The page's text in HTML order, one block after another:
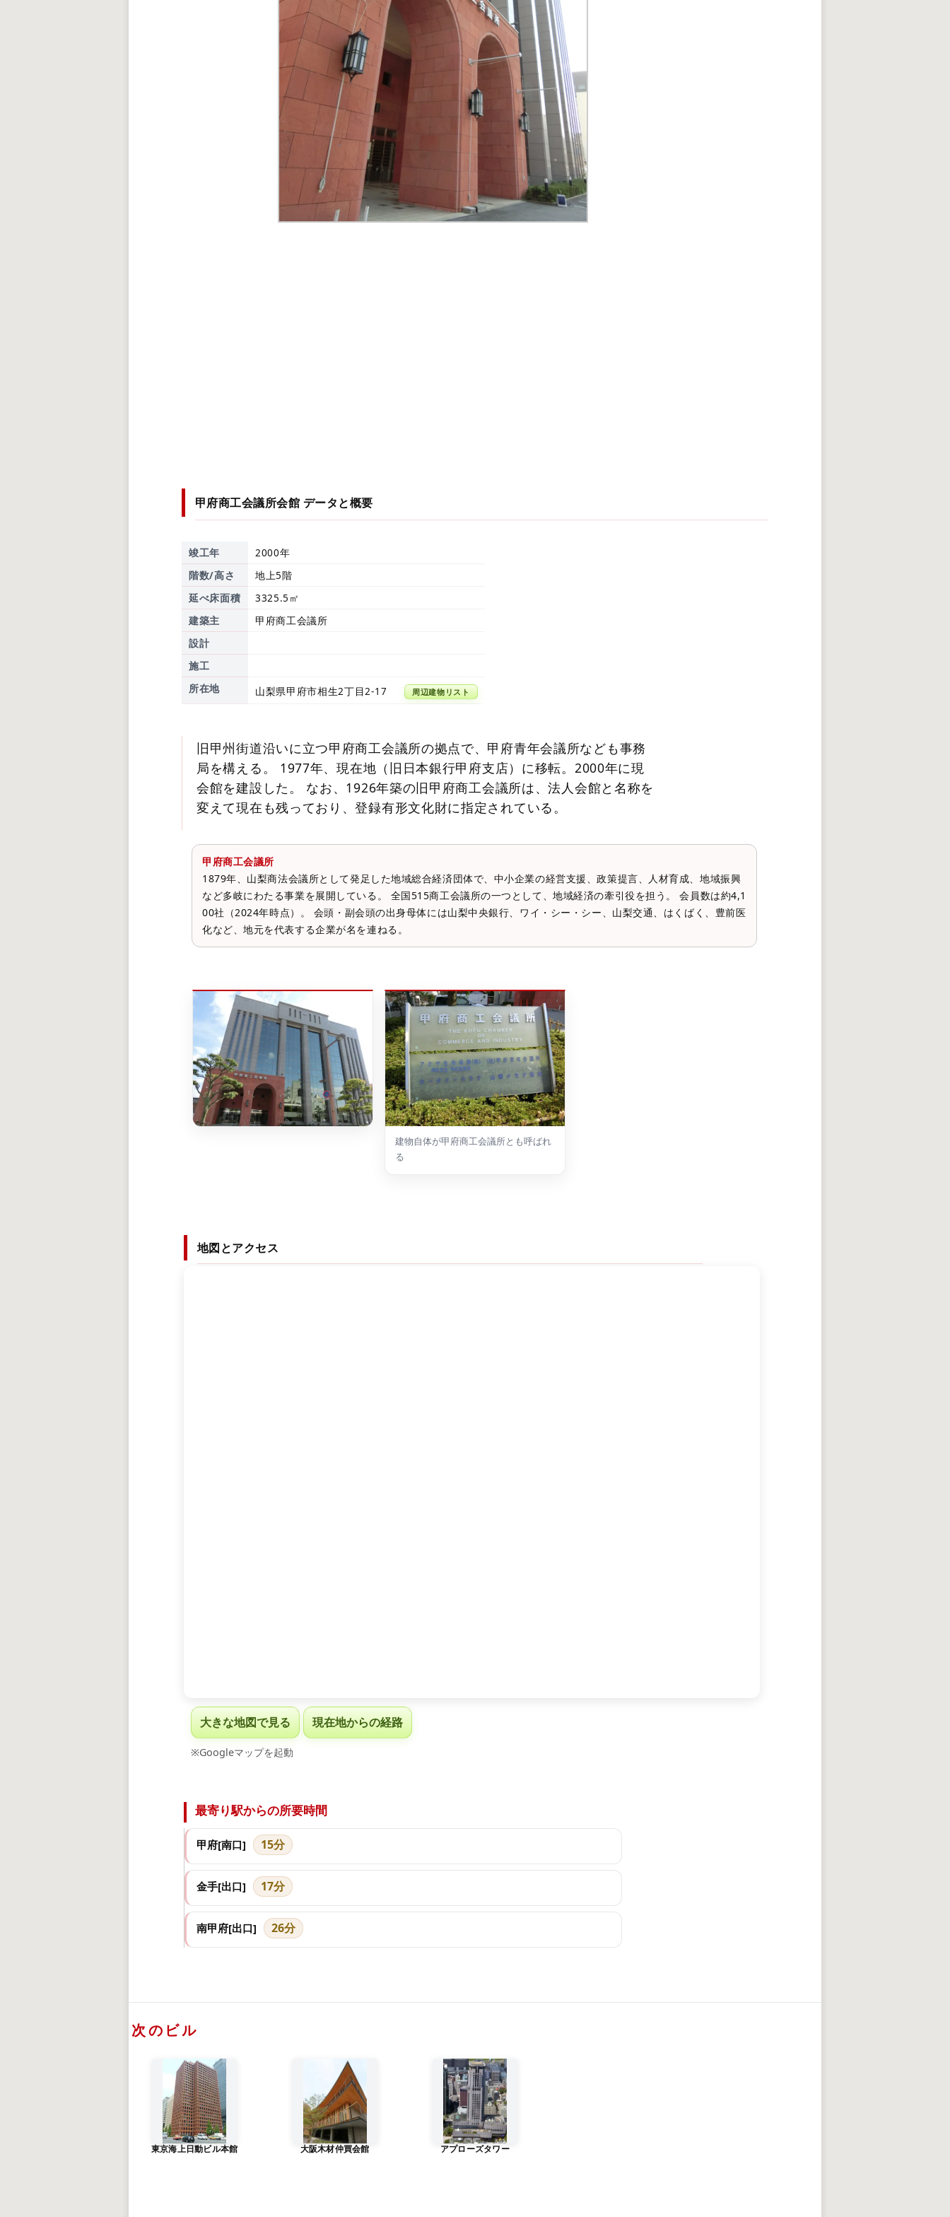
甲府商工会議所会館 データと概要
竣工年
2000年
階数/高さ
地上5階
延べ床面積
3325.5㎡
建築主
甲府商工会議所
設計
施工
所在地
山梨県甲府市相生2丁目2-17 周辺建物リスト
旧甲州街道沿いに立つ甲府商工会議所の拠点で、甲府青年会議所なども事務
局を構える。 1977年、現在地（旧日本銀行甲府支店）に移転。2000年に現
会館を建設した。 なお、1926年築の旧甲府商工会議所は、法人会館と名称を
変えて現在も残っており、登録有形文化財に指定されている。
甲府商工会議所
1879年、山梨商法会議所として発足した地域総合経済団体で、中小企業の経営支援、政策提言、人材育成、地域振興
など多岐にわたる事業を展開している。 全国515商工会議所の一つとして、地域経済の牽引役を担う。 会員数は約4,1
00社（2024年時点）。 会頭・副会頭の出身母体には山梨中央銀行、ワイ・シー・シー、山梨交通、はくばく、豊前医
化など、地元を代表する企業が名を連ねる。
建物自体が甲府商工会議所とも呼ばれ
る
地図とアクセス
大きな地図で見る 現在地からの経路
※Googleマップを起動
最寄り駅からの所要時間
甲府[南口] 15分
金手[出口] 17分
南甲府[出口] 26分
次のビル
東京海上日動ビル本館 大阪木材仲買会館 アプローズタワー